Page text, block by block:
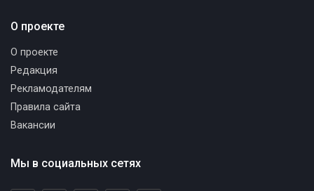
Мы в социальных сетях
О проекте
О проекте
Редакция
Рекламодателям
Правила сайта
Вакансии